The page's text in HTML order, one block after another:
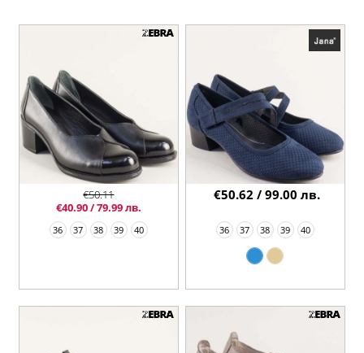
36 37 38 39 40
€50.11
€40.90 / 79.99 лв.
36 37 38 39 40
€50.62 / 99.00 лв.